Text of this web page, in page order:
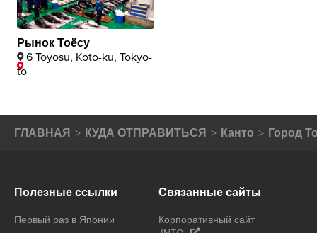
Рынок Тоёсу
6 Toyosu, Koto-ku, Tokyo-
to
ГЛАВНАЯ КУДА ОТПРАВИТЬСЯ Канто Город
Полезные ссылки
Первый раз в Японии
Связанные сайты
Корпоративный сайт